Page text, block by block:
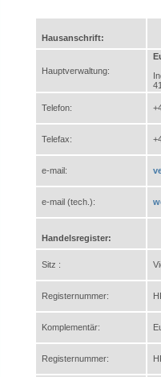
Hausanschrift:
Hauptverwaltung:
Telefon:
Telefax:
e-mail:
e-mail (tech.):
Handelsregister:
Sitz :
Registernummer:
Komplementär:
Registernummer: